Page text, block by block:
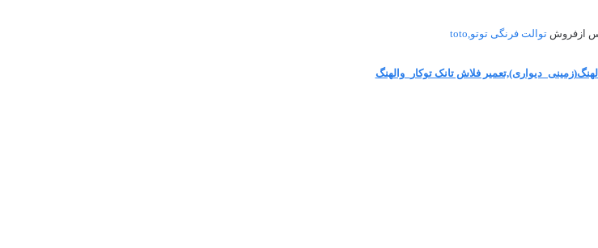
ازفروشتوالت فرنگی توتو,toto
فلاش تانک توکار_والهنگ